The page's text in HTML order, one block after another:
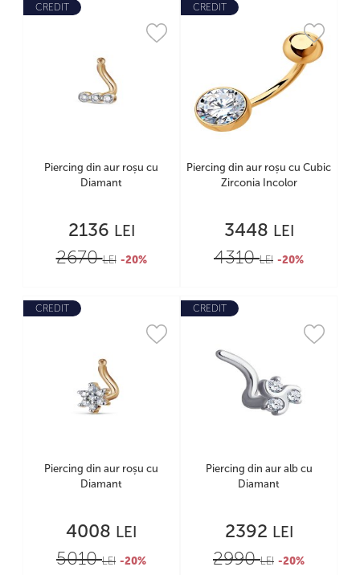
CREDIT
Piercing din aur roșu cu
Diamant
2136 LEI
2670LEI -20%
CREDIT
Piercing din aur roșu cu Cubic
Zirconia Incolor
3448 LEI
4310LEI -20%
CREDIT
Piercing din aur roșu cu
Diamant
4008 LEI
5010LEI -20%
CREDIT
Piercing din aur alb cu
Diamant
2392 LEI
2990LEI -20%